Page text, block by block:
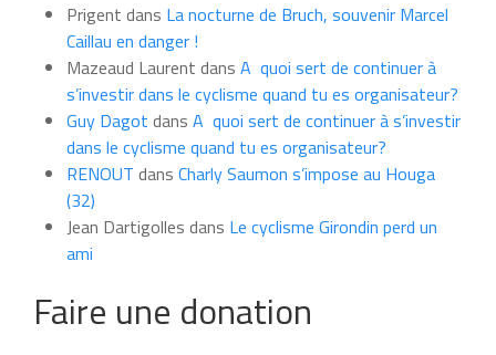
moisPrigent dans La nocturne de Bruch, souvenir Marcel
Caillau en danger !
Mazeaud Laurent dans A quoi sert de continuer à
s’investir dans le cyclisme quand tu es organisateur?
Guy Dagot dans A quoi sert de continuer à s’investir
dans le cyclisme quand tu es organisateur?
RENOUT dans Charly Saumon s’impose au Houga
(32)
Jean Dartigolles dans Le cyclisme Girondin perd un
ami
Faire une donation